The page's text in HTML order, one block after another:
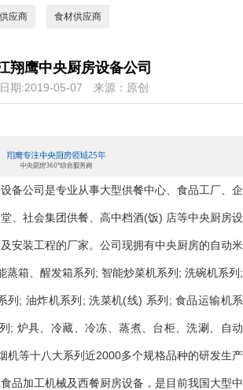
应商 食材供应商
翔鹰中央厨房设备公司
期:2019-05-07 来源：原创
公司是专业从事大型供餐中心、食品工厂、企
、社会集团供餐、高中档酒(饭) 店等中央厨房设
安装工程的厂家。公司现拥有中央厨房的自动米
蒸箱、醒发箱系列; 智能炒菜机系列; 洗碗机系列;
列; 油炸机系列; 洗菜机(线) 系列; 食品运输机系
; 炉具、冷藏、冷冻、蒸煮、台柜、洗涮、自动
机等十八大系列近2000多个规格品种的研发生产
品加工机械及西餐厨房设备，是目前我国大型中